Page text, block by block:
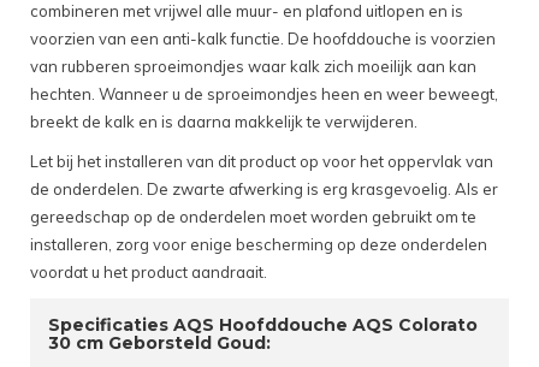
combineren met vrijwel alle muur- en plafond uitlopen en is
voorzien van een anti-kalk functie. De hoofddouche is voorzien
van rubberen sproeimondjes waar kalk zich moeilijk aan kan
hechten. Wanneer u de sproeimondjes heen en weer beweegt,
breekt de kalk en is daarna makkelijk te verwijderen.
Let bij het installeren van dit product op voor het oppervlak van
de onderdelen. De zwarte afwerking is erg krasgevoelig. Als er
gereedschap op de onderdelen moet worden gebruikt om te
installeren, zorg voor enige bescherming op deze onderdelen
voordat u het product aandraait.
Specificaties AQS Hoofddouche AQS Colorato
30 cm Geborsteld Goud: